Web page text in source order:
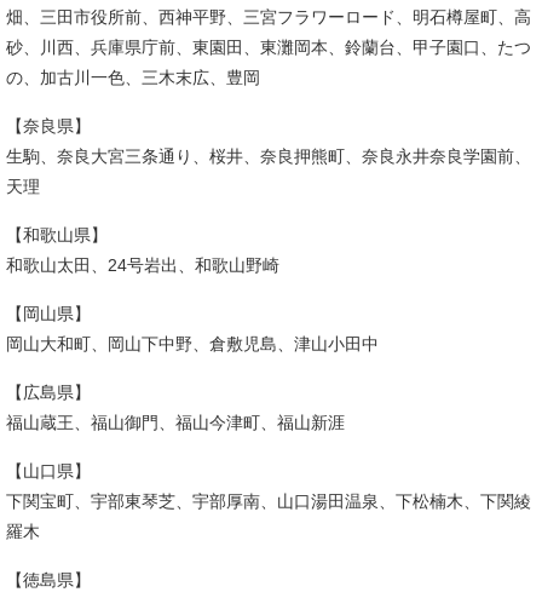
畑、三田市役所前、西神平野、三宮フラワーロード、明石樽屋町、高
砂、川西、兵庫県庁前、東園田、東灘岡本、鈴蘭台、甲子園口、たつ
の、加古川一色、三木末広、豊岡
【奈良県】
生駒、奈良大宮三条通り、桜井、奈良押熊町、奈良永井奈良学園前、
天理
【和歌山県】
和歌山太田、24号岩出、和歌山野崎
【岡山県】
岡山大和町、岡山下中野、倉敷児島、津山小田中
【広島県】
福山蔵王、福山御門、福山今津町、福山新涯
【山口県】
下関宝町、宇部東琴芝、宇部厚南、山口湯田温泉、下松楠木、下関綾
羅木
【徳島県】